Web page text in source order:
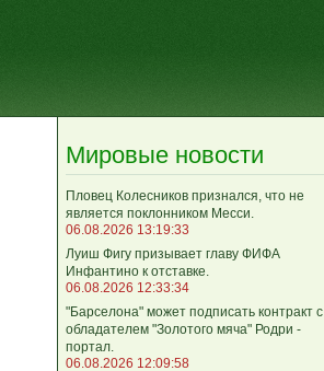
Мировые новости
Пловец Колесников признался, что не
является поклонником Месси.
06.08.2026 13:19:33
Луиш Фигу призывает главу ФИФА
Инфантино к отставке.
06.08.2026 12:33:34
"Барселона" может подписать контракт с
обладателем "Золотого мяча" Родри -
портал.
06.08.2026 12:09:58